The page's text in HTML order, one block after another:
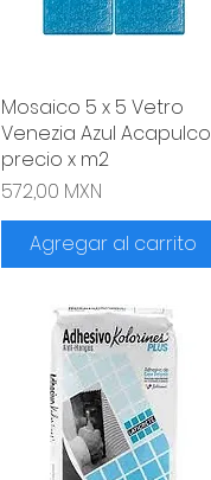
Vista rápida
Mosaico 5 x 5 Vetro
Venezia Azul Acapulco
precio x m2
Precio
572,00 MXN
Agregar al carrito